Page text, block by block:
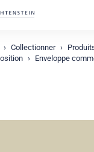
Collectionner
Enveloppe